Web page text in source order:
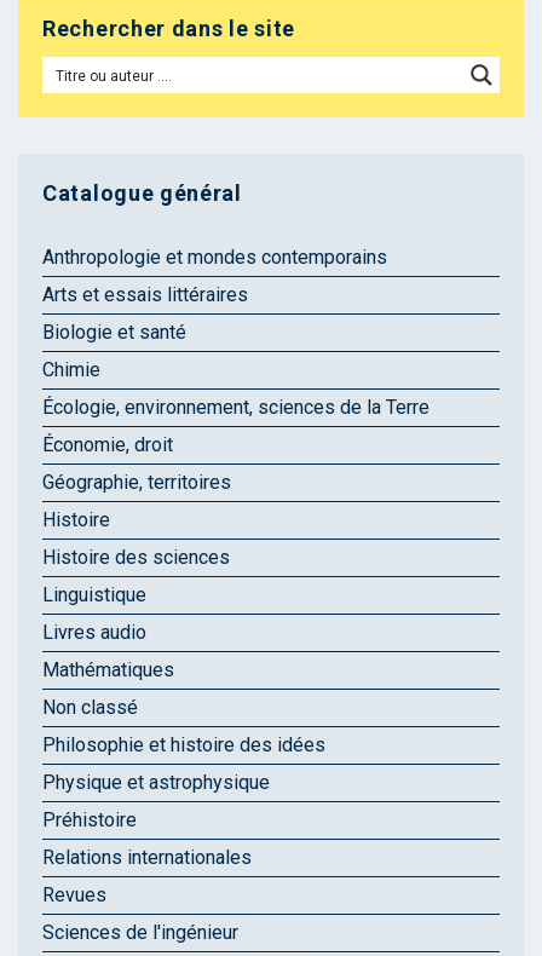
Rechercher dans le site
Catalogue général
Anthropologie et mondes contemporains
Arts et essais littéraires
Biologie et santé
Chimie
Écologie, environnement, sciences de la Terre
Économie, droit
Géographie, territoires
Histoire
Histoire des sciences
Linguistique
Livres audio
Mathématiques
Non classé
Philosophie et histoire des idées
Physique et astrophysique
Préhistoire
Relations internationales
Revues
Sciences de l'ingénieur